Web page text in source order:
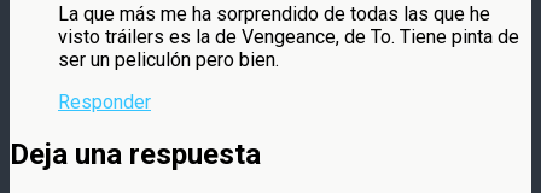
La que más me ha sorprendido de todas las que he
visto tráilers es la de Vengeance, de To. Tiene pinta de
ser un peliculón pero bien.
Responder
Deja una respuesta